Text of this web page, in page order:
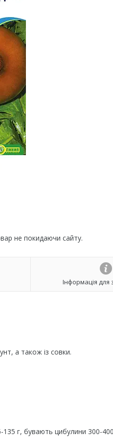
не покидаючи сайту.
Інформація
а також із совки.
г, бувають цибулини 300-